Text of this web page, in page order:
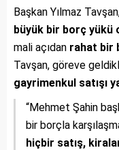
Başkan Yılmaz
büyük bir borç yükü
mali açıdan rahat bir
Tavşan, göreve
gayrimenkul satışı
“Mehmet Şahin
bir borçla
hiçbir satış,